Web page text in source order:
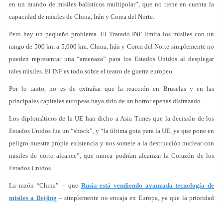
en un mundo de misiles balísticos multipolar”, que no tiene en cuenta la
capacidad de misiles de China, Irán y Corea del Norte.
Pero hay un pequeño problema. El Tratado INF limita los misiles con un
rango de 500 km a 5,000 km. China, Irán y Corea del Norte simplemente no
pueden representar una “amenaza” para los Estados Unidos al desplegar
tales misiles. El INF es todo sobre el teatro de guerra europeo.
Por lo tanto, no es de extrañar que la reacción en Bruselas y en las
principales capitales europeas haya sido de un horror apenas disfrazado.
Los diplomáticos de la UE han dicho a Asia Times que la decisión de los
Estados Unidos fue un “shock”, y “la última gota para la UE, ya que pone en
peligro nuestra propia existencia y nos somete a la destrucción nuclear con
misiles de corto alcance”, que nunca podrían alcanzar la Corazón de los
Estados Unidos.
La razón “China” – que Rusia está vendiendo avanzada tecnología de
misiles a Beijing – simplemente no encaja en Europa, ya que la prioridad